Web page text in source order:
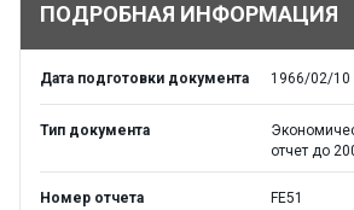
ПОДРОБНАЯ ИНФОРМАЦИЯ
Дата подготовки документа 1966/02/10
Тип документа
отчет до
Номер отчета FE51